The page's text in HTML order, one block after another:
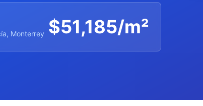
Monterrey $51,185/m²